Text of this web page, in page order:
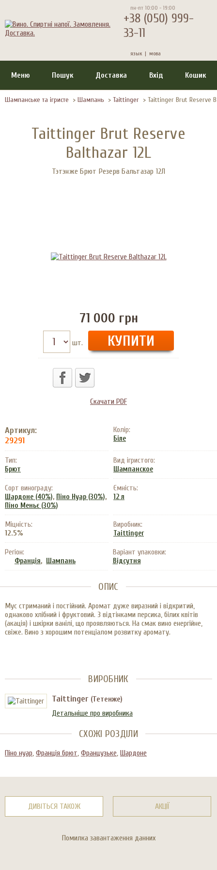
пн-пт 10:00 - 19:00
+38 (050) 999-
33-11
язык | мова
Меню Пошук Доставка Вхід Кошик
Шампанське та ігристе > Шампань > Taittinger > Taittinger Brut Reserve
Taittinger Brut Reserve
Balthazar 12L
Тэтэнже Брют Резерв Бальтазар 12Л
71 000 грн
шт.
Скачати PDF
Артикул:
29291
Колір:
Біле
Тип:
Брют
Вид ігристого:
Шампанское
Сорт винограду:
Шардоне (40%), Піно Нуар (30%),
Піно Меньє (30%)
Ємність:
12 л
Міцність:
12.5%
Виробник:
Taittinger
Регіон:
Франція, Шампань
Варіант упаковки:
Відсутня
ОПИС
Мус стриманий і постійний. Аромат дуже виразний і відкритий,
однаково хлібний і фруктовий. З відтінками персика, білих квітів
(акація) і шкірки ванілі, що проявляються. На смак вино енергійне,
свіже. Вино з хорошим потенціалом розвитку аромату.
ВИРОБНИК
Taittinger (Тетенже)
Детальніше про виробника
СХОЖІ РОЗДІЛИ
Піно нуар, Франція брют, Французьке, Шардоне
ДИВІТЬСЯ ТАКОЖ АКЦІЇ
Помилка завантаження данних